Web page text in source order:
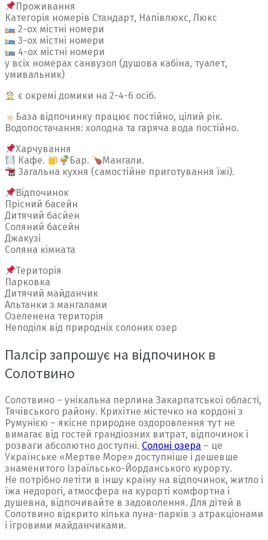
Проживання
Категорія номерів Стандарт, Напівлюкс, Люкс
2-ох містні номери
3-ох містні номери
4-ох містні номери
у всіх номерах санвузол (душова кабіна, туалет,
умивальник)
є окремі домики на 2-4-6 осіб.
База відпочинку працює постійно, цілий рік.
Водопостачання: холодна та гаряча вода постійно.
Харчування
Кафе.
Бар.
Мангали.
Загальна кухня (самостійне приготування їжі).
Відпочинок
Прісний басейн
Дитячий басйен
Соляний басейн
Джакузі
Соляна кімната
Територія
Парковка
Дитячий майданчик
Альтанки з мангалами
Озеленена територія
Неподілк від природніх солоних озер
Палсір запрошує на відпочинок в
Солотвино
Солотвино – унікальна перлина Закарпатської області,
Тячівського району. Крихітне містечко на кордоні з
Румунією – якісне природне оздоровлення тут не
вимагає від гостей грандіозних витрат, відпочинок і
розваги абсолютно доступні. Солоні озера – це
Українське «Мертве Море» доступніше і дешевше
знаменитого Ізраїльсько-Йорданського курорту.
Не потрібно летіти в іншу країну на відпочинок, житло і
їжа недорогі, атмосфера на курорті комфортна і
душевна, відпочивайте в задоволення. Для дітей в
Солотвино відкрито кілька луна-парків з атракціонами
і ігровими майданчиками.